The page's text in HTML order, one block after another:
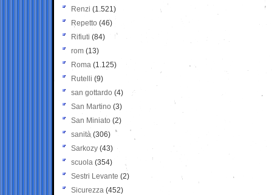
Renzi (1.521)
Repetto (46)
Rifiuti (84)
rom (13)
Roma (1.125)
Rutelli (9)
san gottardo (4)
San Martino (3)
San Miniato (2)
sanità (306)
Sarkozy (43)
scuola (354)
Sestri Levante (2)
Sicurezza (452)